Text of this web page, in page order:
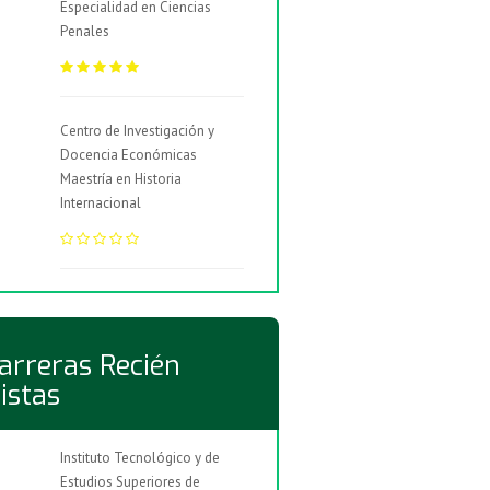
Especialidad en Ciencias
Penales
Centro de Investigación y
Docencia Económicas
Maestría en Historia
Internacional
Recién
Instituto Tecnológico y de
Estudios Superiores de